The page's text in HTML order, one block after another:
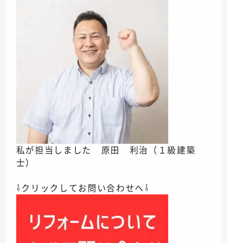
私が担当しました 原田 利治（１級建築
士）
⇩クリックしてお問い合わせへ⇩